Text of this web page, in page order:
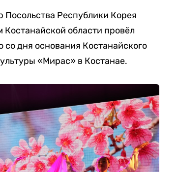
Посольства Республики Корея
области провёл
дня основания Костанайского
«Мирас» в Костанае.